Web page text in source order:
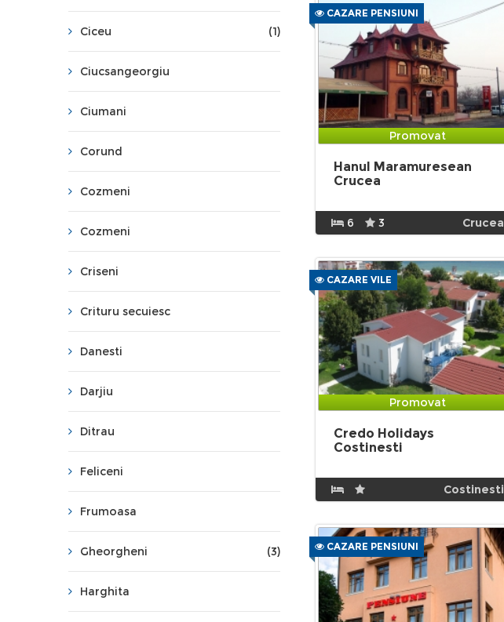
Ciceu (1)
Ciucsangeorgiu
Ciumani
Corund
Cozmeni
Cozmeni
Criseni
Crituru secuiesc
Danesti
Darjiu
Ditrau
Feliceni
Frumoasa
Gheorgheni (3)
Harghita
CAZARE PENSIUNI
Promovat
Hanul Maramuresean
Crucea
6 3 Crucea
CAZARE VILE
Promovat
Credo Holidays
Costinesti
Costinesti
CAZARE PENSIUNI